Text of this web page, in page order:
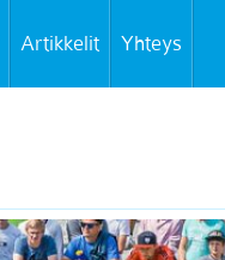
Artikkelit Yhteys